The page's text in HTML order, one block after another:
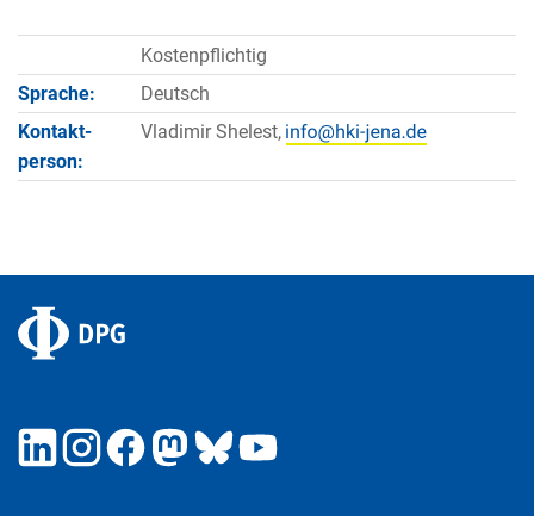
Kostenpflichtig
Sprache:
Deutsch
Kontakt­
person:
Vladimir Shelest,